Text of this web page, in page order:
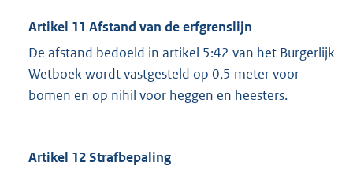
Artikel 11 Afstand van de erfgrenslijn
De afstand bedoeld in artikel 5:42 van het Burgerlijk
Wetboek wordt vastgesteld op 0,5 meter voor
bomen en op nihil voor heggen en heesters.
Artikel 12 Strafbepaling